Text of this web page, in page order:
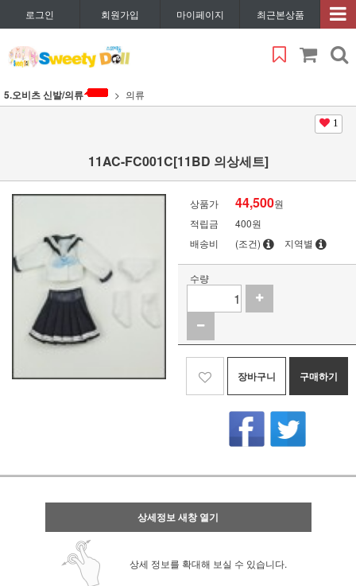
로그인 회원가입 마이페이지 최근본상품
5.오비츠 신발/의류 의류
1
11AC-FC001C[11BD 의상세트]
상품가 44,500원
적립금
400원
배송비
(조건) 지역별
수량
장바구니 구매하기
상세정보 새창 열기
상세 정보를 확대해 보실 수 있습니다.